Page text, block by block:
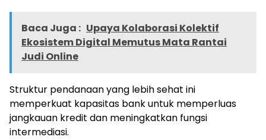
Baca Juga : Upaya Kolaborasi Kolektif
Ekosistem Digital Memutus Mata Rantai
Judi Online
Struktur pendanaan yang lebih sehat ini
memperkuat kapasitas bank untuk memperluas
jangkauan kredit dan meningkatkan fungsi
intermediasi.